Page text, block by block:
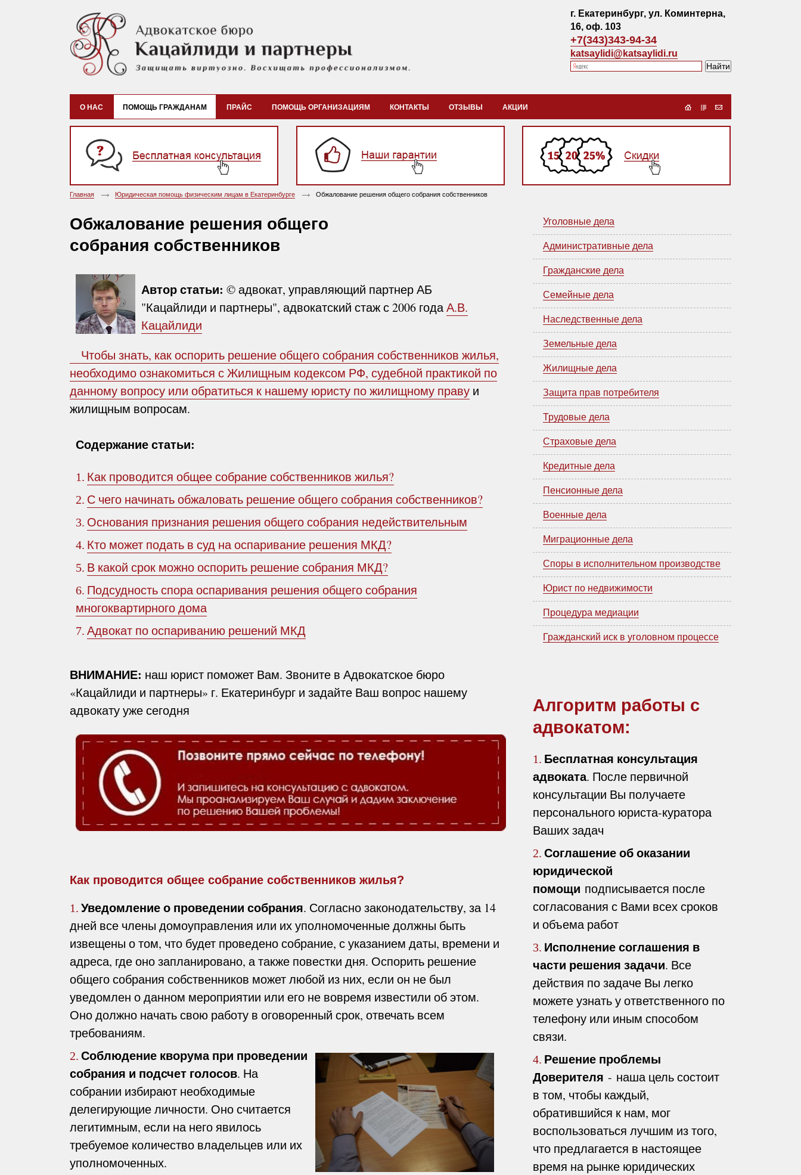
г. Екатеринбург, ул. Коминтерна,
16, оф. 103
+7(343)343-94-34
katsaylidi@katsaylidi.ru
О НАС ПОМОЩЬ ГРАЖДАНАМ ПРАЙС ПОМОЩЬ ОРГАНИЗАЦИЯМ КОНТАКТЫ ОТЗЫВЫ АКЦИИ
Уголовные дела
Административные дела
Гражданские дела
Семейные дела
Наследственные дела
Земельные дела
Жилищные дела
Защита прав потребителя
Трудовые дела
Страховые дела
Кредитные дела
Пенсионные дела
Военные дела
Миграционные дела
Споры в исполнительном производстве
Юрист по недвижимости
Процедура медиации
Гражданский иск в уголовном процессе
Алгоритм работы с
адвокатом:
1. Бесплатная консультация
адвоката. После первичной
консультации Вы получаете
персонального юриста-куратора
Ваших задач
2. Соглашение об оказании
юридической
помощи подписывается после
согласования с Вами всех сроков
и объема работ
3. Исполнение соглашения в
части решения задачи. Все
действия по задаче Вы легко
можете узнать у ответственного по
телефону или иным способом
связи.
4. Решение проблемы
Доверителя - наша цель состоит
в том, чтобы каждый,
обратившийся к нам, мог
воспользоваться лучшим из того,
что предлагается в настоящее
время на рынке юридических
Главная Юридическая помощь физическим лицам в Екатеринбурге Обжалование решения общего собрания собственников
Обжалование решения общего
собрания собственников
Автор статьи: © адвокат, управляющий партнер АБ
"Кацайлиди и партнеры", адвокатский стаж с 2006 годаА.В.
Кацайлиди
Чтобы знать, как оспорить решение общего собрания собственников жилья,
необходимо ознакомиться с Жилищным кодексом РФ, судебной практикой по
данному вопросу или обратиться к нашему юристу по жилищному праву и
жилищным вопросам.
Содержание статьи:
1. Как проводится общее собрание собственников жилья?
2. С чего начинать обжаловать решение общего собрания собственников?
3. Основания признания решения общего собрания недействительным
4. Кто может подать в суд на оспаривание решения МКД?
5. В какой срок можно оспорить решение собрания МКД?
6. Подсудность спора оспаривания решения общего собрания
многоквартирного дома
7. Адвокат по оспариванию решений МКД
ВНИМАНИЕ: наш юрист поможет Вам. Звоните в Адвокатское бюро
«Кацайлиди и партнеры» г. Екатеринбург и задайте Ваш вопрос нашему
адвокату уже сегодня
Как проводится общее собрание собственников жилья?
1. Уведомление о проведении собрания. Согласно законодательству, за 14
дней все члены домоуправления или их уполномоченные должны быть
извещены о том, что будет проведено собрание, с указанием даты, времени и
адреса, где оно запланировано, а также повестки дня. Оспорить решение
общего собрания собственников может любой из них, если он не был
уведомлен о данном мероприятии или его не вовремя известили об этом.
Оно должно начать свою работу в оговоренный срок, отвечать всем
требованиям.
2. Соблюдение кворума при проведении
собрания и подсчет голосов. На
собрании избирают необходимые
делегирующие личности. Оно считается
легитимным, если на него явилось
требуемое количество владельцев или их
уполномоченных.